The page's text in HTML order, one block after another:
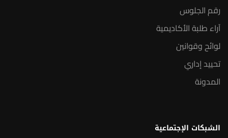
رقم الجلوس
آراء طلبة الأكاديمية
لوائح وقوانين
تحييد إداري
المدونة
الشبكات الإجتماعية